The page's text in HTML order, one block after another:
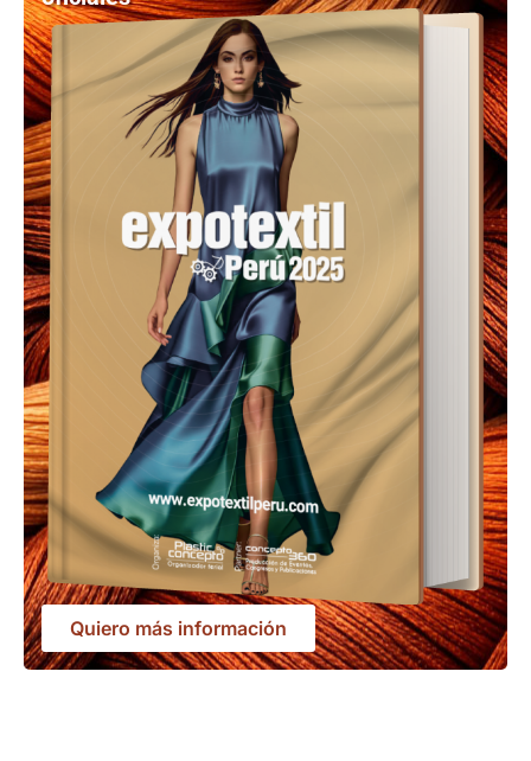
Quiero más información